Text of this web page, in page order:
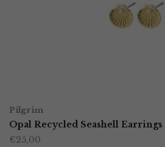
Pilgrim
Opal Recycled Seashell
€25,00